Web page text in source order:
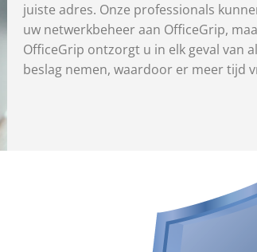
juiste adres. Onze professionals
uw netwerkbeheer aan OfficeGrip,
OfficeGrip ontzorgt u in elk geval van
beslag nemen, waardoor er meer tijd